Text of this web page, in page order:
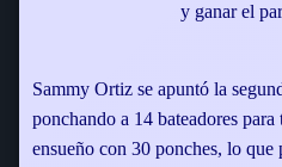
y ganar el
Sammy Ortiz se apuntó la
ponchando a 14 bateadores
ensueño con 30 ponches, lo